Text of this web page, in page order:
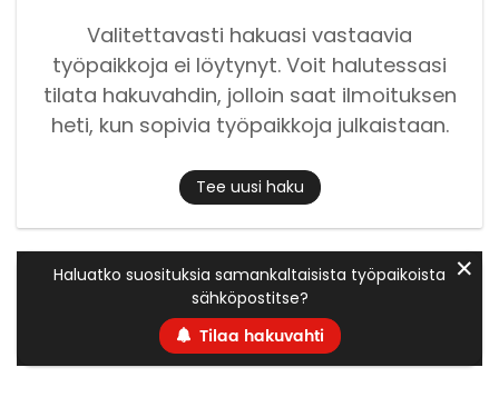
Valitettavasti hakuasi vastaavia
työpaikkoja ei löytynyt. Voit halutessasi
tilata hakuvahdin, jolloin saat ilmoituksen
heti, kun sopivia työpaikkoja julkaistaan.
Tee uusi haku
Haluatko suosituksia samankaltaisista työpaikoista
sähköpostitse?
Tilaa hakuvahti
✕